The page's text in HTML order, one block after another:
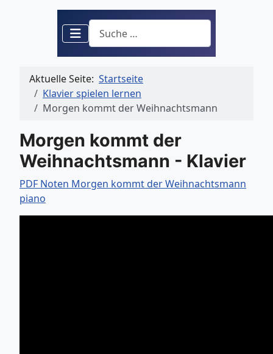
Suchen
Aktuelle Seite: Startseite
Klavier spielen lernen
Morgen kommt der Weihnachtsmann
Morgen kommt der
Weihnachtsmann - Klavier
PDF Noten Morgen kommt der Weihnachtsmann
piano